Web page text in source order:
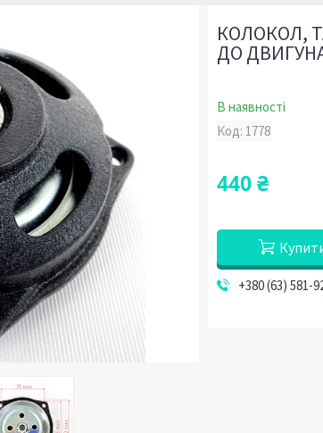
КОЛОКОЛ,
ДО
В наявності
Код: 1778
440 ₴
+380 (63) 581-